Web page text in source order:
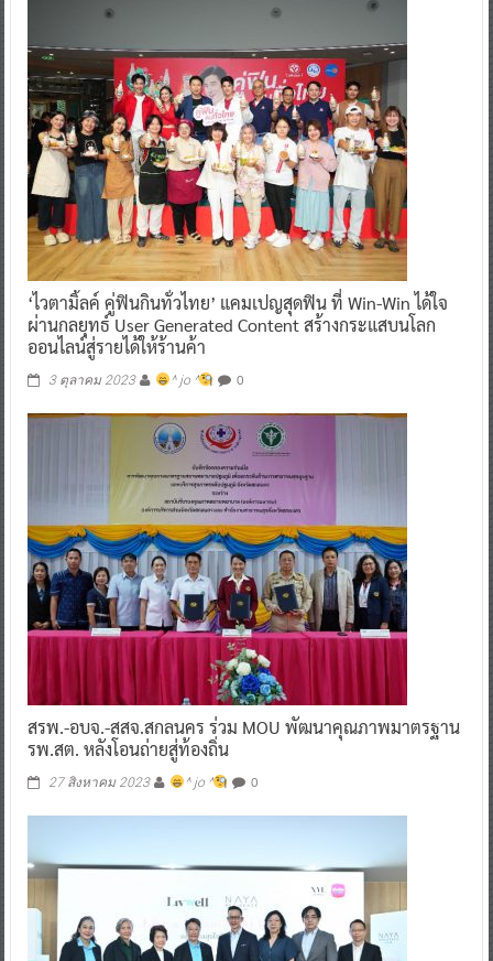
‘ไวตามิ้ลค์ คู่ฟินกินทั่วไทย’ แคมเปญสุดฟิน ที่ Win-Win ได้ใจ
ผ่านกลยุทธ์ User Generated Content สร้างกระแสบนโลก
ออนไลน์สู่รายได้ให้ร้านค้า
3 ตุลาคม 2023 ^ jo ^ 0
สรพ.-อบจ.-สสจ.สกลนคร ร่วม MOU พัฒนาคุณภาพมาตรฐาน
รพ.สต. หลังโอนถ่ายสู่ท้องถิ่น
27 สิงหาคม 2023 ^ jo ^ 0